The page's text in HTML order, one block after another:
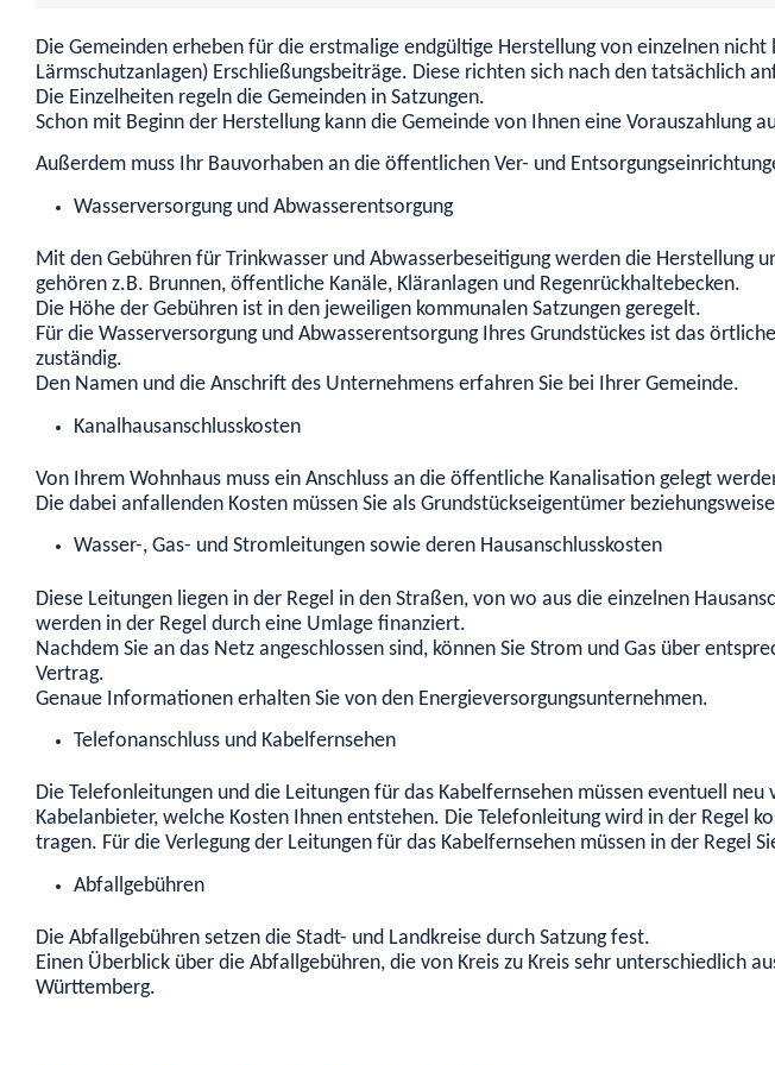
Die Gemeinden erheben für die erstmalige endgültige Herstellung von einzelnen
Lärmschutzanlagen) Erschließungsbeiträge. Diese richten sich nach den tatsächlich
Die Einzelheiten regeln die Gemeinden in Satzungen.
Schon mit Beginn der Herstellung kann die Gemeinde von Ihnen eine Vorauszahlung
Außerdem muss Ihr Bauvorhaben an die öffentlichen Ver- und
Wasserversorgung und Abwasserentsorgung
Mit den Gebühren für Trinkwasser und Abwasserbeseitigung werden die Herstellung
gehören z.B. Brunnen, öffentliche Kanäle, Kläranlagen und Regenrückhaltebecken.
Die Höhe der Gebühren ist in den jeweiligen kommunalen Satzungen geregelt.
Für die Wasserversorgung und Abwasserentsorgung Ihres Grundstückes ist das
zuständig.
Den Namen und die Anschrift des Unternehmens erfahren Sie bei Ihrer Gemeinde.
Kanalhausanschlusskosten
Von Ihrem Wohnhaus muss ein Anschluss an die öffentliche Kanalisation gelegt
Die dabei anfallenden Kosten müssen Sie als Grundstückseigentümer
Wasser-, Gas- und Stromleitungen sowie deren Hausanschlusskosten
Diese Leitungen liegen in der Regel in den Straßen, von wo aus die einzelnen
werden in der Regel durch eine Umlage finanziert.
Nachdem Sie an das Netz angeschlossen sind, können Sie Strom und Gas über
Vertrag.
Genaue Informationen erhalten Sie von den Energieversorgungsunternehmen.
Telefonanschluss und Kabelfernsehen
Die Telefonleitungen und die Leitungen für das Kabelfernsehen müssen eventuell
Kabelanbieter, welche Kosten Ihnen entstehen. Die Telefonleitung wird in der Regel
tragen. Für die Verlegung der Leitungen für das Kabelfernsehen müssen in der Regel
Abfallgebühren
Die Abfallgebühren setzen die Stadt- und Landkreise durch Satzung fest.
Einen Überblick über die Abfallgebühren, die von Kreis zu Kreis sehr unterschiedlich
Württemberg.